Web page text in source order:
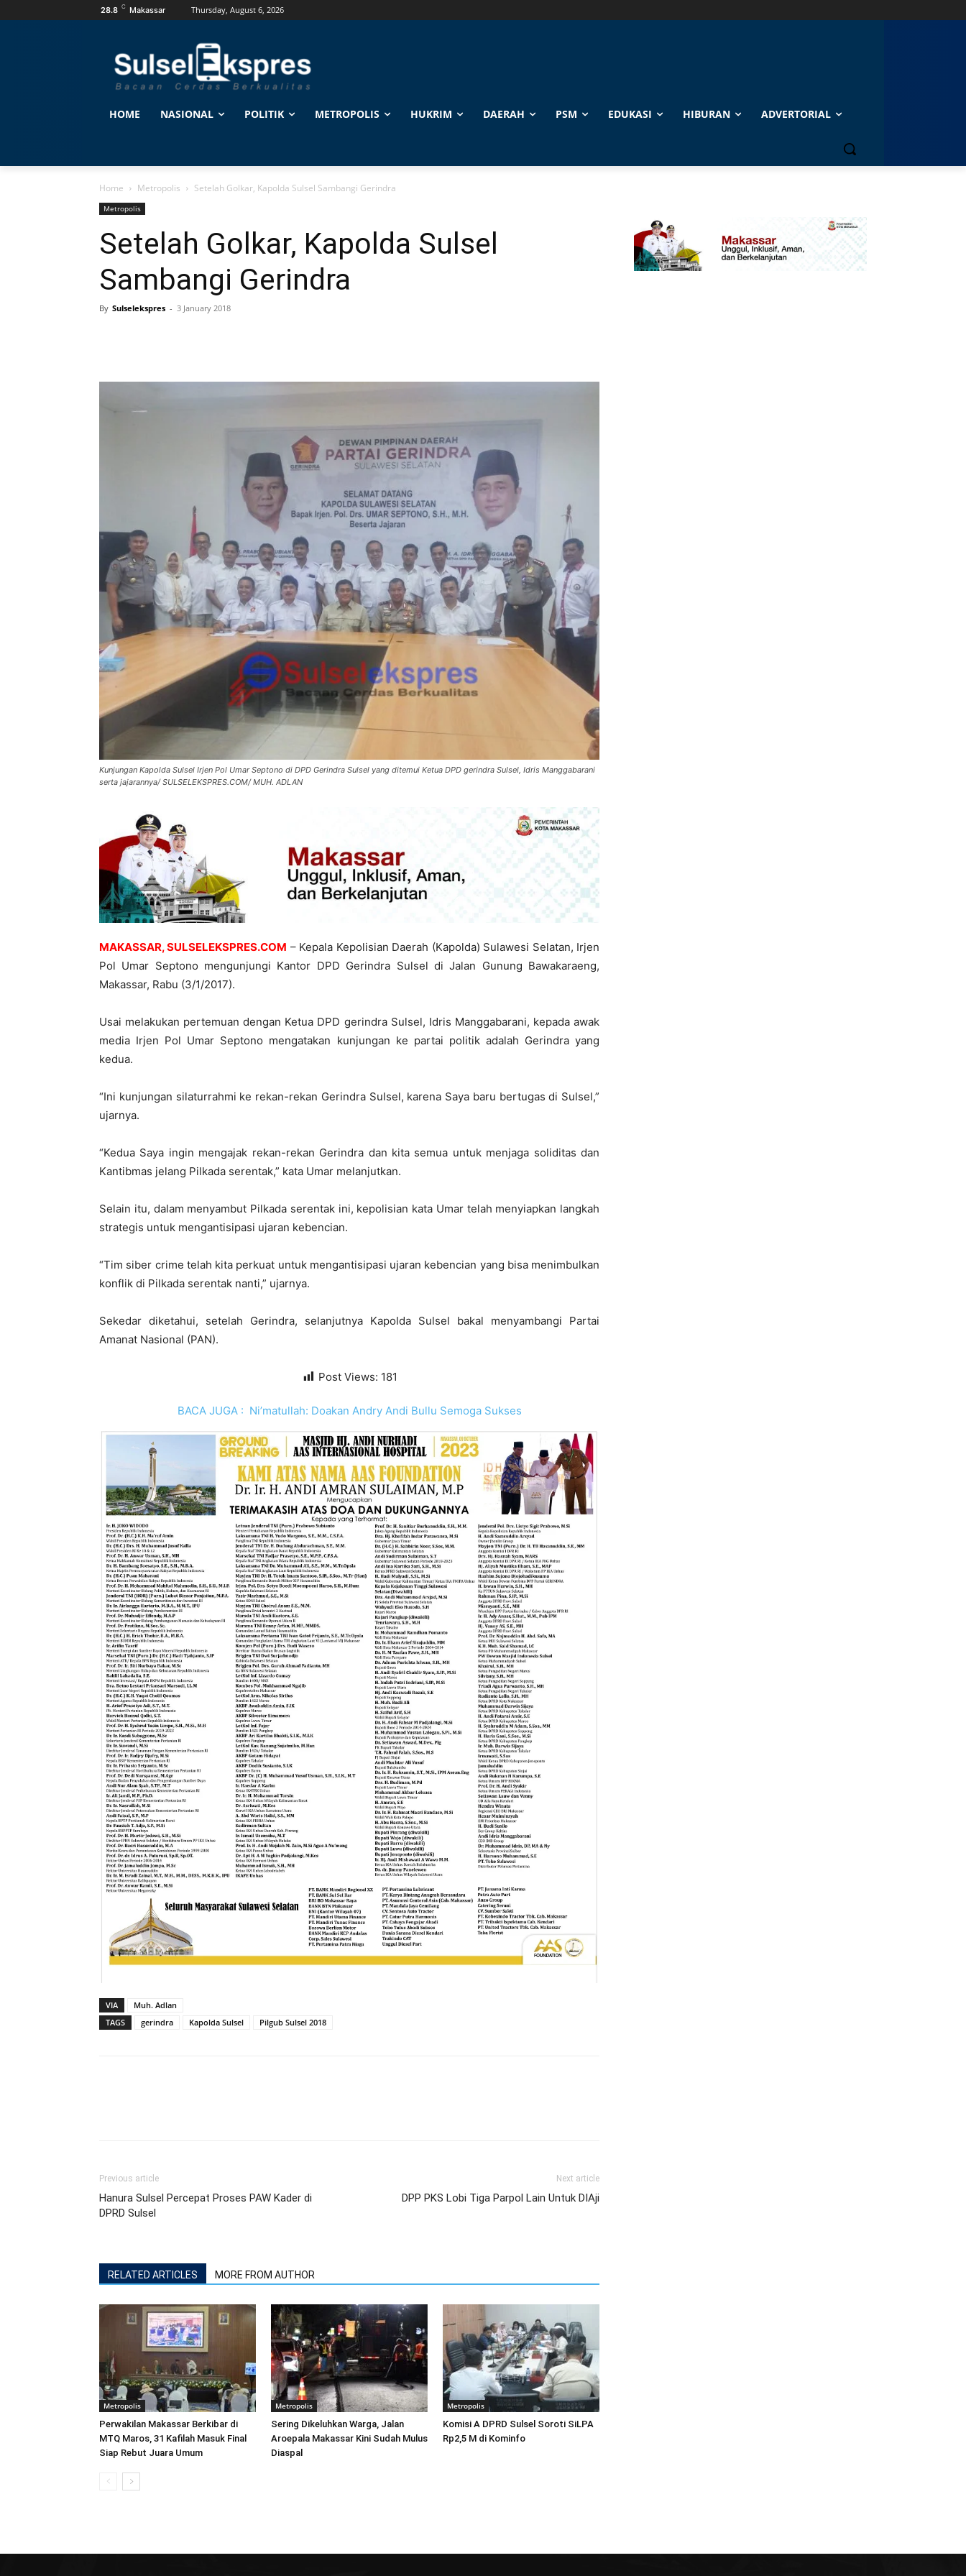
28.8 C Makassar Thursday, August 6, 2026
HOME NASIONAL POLITIK METROPOLIS HUKRIM DAERAH PSM EDUKASI HIBURAN ADVERTORIAL
Home Metropolis Setelah Golkar, Kapolda Sulsel Sambangi Gerindra
Metropolis
Setelah Golkar, Kapolda Sulsel
Sambangi Gerindra
By Sulselekspres - 3 January 2018
Kunjungan Kapolda Sulsel Irjen Pol Umar Septono di DPD Gerindra Sulsel yang ditemui Ketua DPD gerindra Sulsel, Idris Manggabarani
serta jajarannya/ SULSELEKSPRES.COM/ MUH. ADLAN
MAKASSAR, SULSELEKSPRES.COM – Kepala Kepolisian Daerah (Kapolda) Sulawesi Selatan, Irjen
Pol Umar Septono mengunjungi Kantor DPD Gerindra Sulsel di Jalan Gunung Bawakaraeng,
Makassar, Rabu (3/1/2017).
Usai melakukan pertemuan dengan Ketua DPD gerindra Sulsel, Idris Manggabarani, kepada awak
media Irjen Pol Umar Septono mengatakan kunjungan ke partai politik adalah Gerindra yang
kedua.
“Ini kunjungan silaturrahmi ke rekan-rekan Gerindra Sulsel, karena Saya baru bertugas di Sulsel,”
ujarnya.
“Kedua Saya ingin mengajak rekan-rekan Gerindra dan kita semua untuk menjaga soliditas dan
Kantibmas jelang Pilkada serentak,” kata Umar melanjutkan.
Selain itu, dalam menyambut Pilkada serentak ini, kepolisian kata Umar telah menyiapkan langkah
strategis untuk mengantisipasi ujaran kebencian.
“Tim siber crime telah kita perkuat untuk mengantisipasi ujaran kebencian yang bisa menimbulkan
konflik di Pilkada serentak nanti,” ujarnya.
Sekedar diketahui, setelah Gerindra, selanjutnya Kapolda Sulsel bakal menyambangi Partai
Amanat Nasional (PAN).
Post Views: 181
BACA JUGA : Ni’matullah: Doakan Andry Andi Bullu Semoga Sukses
VIA
Muh. Adlan
TAGS
gerindra Kapolda Sulsel Pilgub Sulsel 2018
Previous article
Hanura Sulsel Percepat Proses PAW Kader di
DPRD Sulsel
Next article
DPP PKS Lobi Tiga Parpol Lain Untuk DIAji
RELATED ARTICLES MORE FROM AUTHOR
Metropolis
Perwakilan Makassar Berkibar di
MTQ Maros, 31 Kafilah Masuk Final
Siap Rebut Juara Umum
Metropolis
Sering Dikeluhkan Warga, Jalan
Aroepala Makassar Kini Sudah Mulus
Diaspal
Metropolis
Komisi A DPRD Sulsel Soroti SiLPA
Rp2,5 M di Kominfo